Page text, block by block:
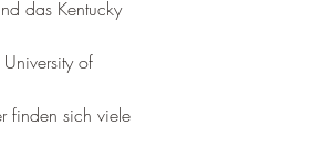
das Kentucky
of
finden sich viele